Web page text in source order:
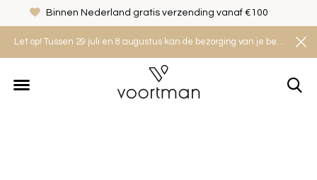
Let op! Tussen 29 juli en 8 augustus kan de bezorging van je bestelling iets langer duren. Houd rekening met een levertijd van 2 tot 4 werkdagen.
Binnen Nederland gratis verzending vanaf €100